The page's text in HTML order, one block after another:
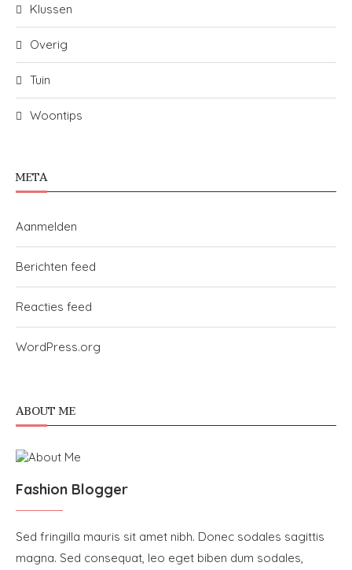
Klussen
Overig
Tuin
Woontips
META
Aanmelden
Berichten feed
Reacties feed
WordPress.org
ABOUT ME
Fashion Blogger
Sed fringilla mauris sit amet nibh. Donec sodales sagittis
magna. Sed consequat, leo eget biben dum sodales,